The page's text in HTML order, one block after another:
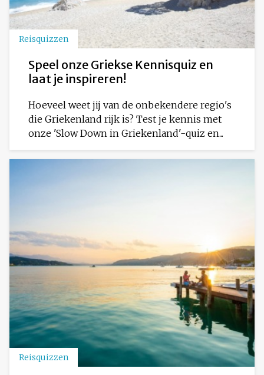
Reisquizzen
Speel onze Griekse Kennisquiz en
laat je inspireren!
Hoeveel weet jij van de onbekendere regio's
die Griekenland rijk is? Test je kennis met
onze 'Slow Down in Griekenland'-quiz en...
Reisquizzen